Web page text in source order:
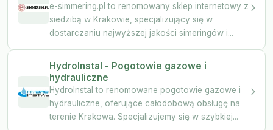
e-simmering.pl to renomowany sklep internetowy z
siedzibą w Krakowie, specjalizujący się w
dostarczaniu najwyższej jakości simeringów i...
HydroInstal - Pogotowie gazowe i
hydrauliczne
HydroInstal to renomowane pogotowie gazowe i
hydrauliczne, oferujące całodobową obsługę na
terenie Krakowa. Specjalizujemy się w szybkiej...